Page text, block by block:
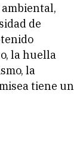
de
la huella
la
tiene un